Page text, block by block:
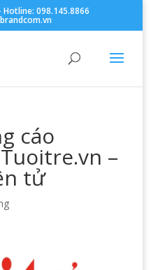
Hotline: 098.145.8866
cáo
–
tử